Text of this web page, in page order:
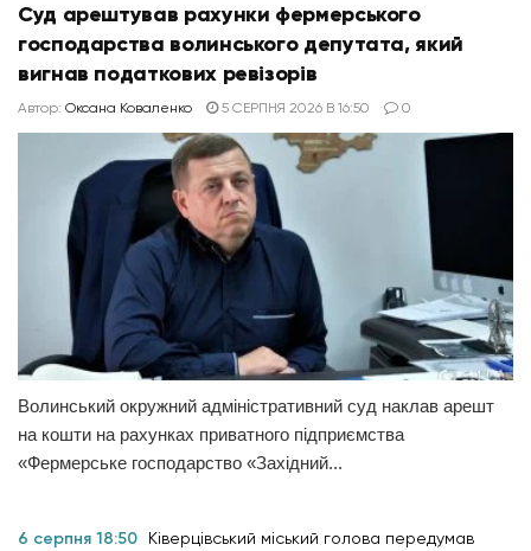
Суд арештував рахунки фермерського
господарства волинського депутата, який
вигнав податкових ревізорів
Автор: Оксана Коваленко 5 СЕРПНЯ 2026 В 16:50 0
Волинський окружний адміністративний суд наклав арешт
на кошти на рахунках приватного підприємства
«Фермерське господарство «Західний...
6 серпня 18:50
Ківерцівський міський голова передумав